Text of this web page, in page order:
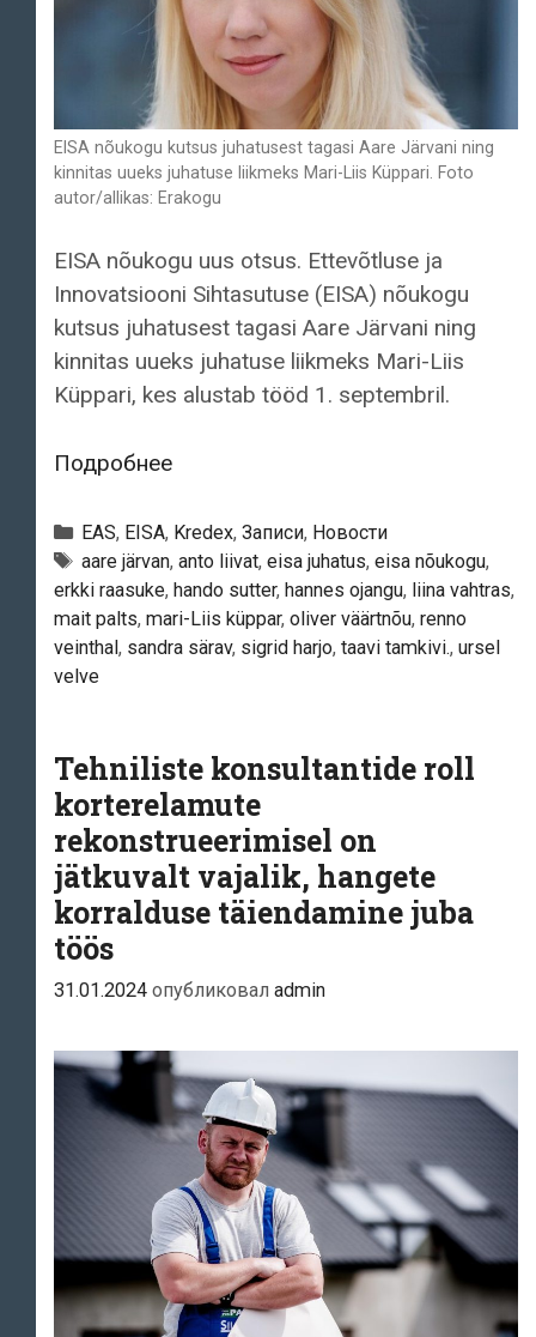
EISA nõukogu kutsus juhatusest tagasi Aare Järvani ning
kinnitas uueks juhatuse liikmeks Mari-Liis Küppari. Foto
autor/allikas: Erakogu
EISA nõukogu uus otsus. Ettevõtluse ja
Innovatsiooni Sihtasutuse (EISA) nõukogu
kutsus juhatusest tagasi Aare Järvani ning
kinnitas uueks juhatuse liikmeks Mari-Liis
Küppari, kes alustab tööd 1. septembril.
ПодробнееEISA
kutsus
juhatusest
tagasi
Aare
Järvani
uueks
juhatuse
liikmeks
Mari-
Küppari
Рубрики
EAS, EISA, Kredex, Записи, Новости
Тэги
aare järvan, anto liivat, eisa juhatus, eisa nõukogu,
erkki raasuke, hando sutter, hannes ojangu, liina vahtras,
mait palts, mari-Liis küppar, oliver väärtnõu, renno
veinthal , sandra särav, sigrid harjo, taavi tamkivi., ursel
velve
Tehniliste konsultantide roll
korterelamute
rekonstrueerimisel on
jätkuvalt vajalik, hangete
korralduse täiendamine juba
töös
31.01.2024 опубликовал admin